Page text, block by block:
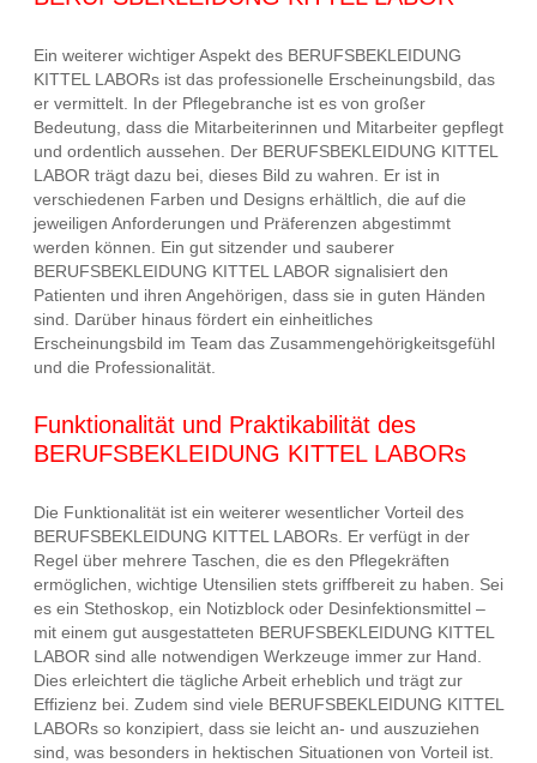
Ein weiterer wichtiger Aspekt des BERUFSBEKLEIDUNG
KITTEL LABORs ist das professionelle Erscheinungsbild, das
er vermittelt. In der Pflegebranche ist es von großer
Bedeutung, dass die Mitarbeiterinnen und Mitarbeiter gepflegt
und ordentlich aussehen. Der BERUFSBEKLEIDUNG KITTEL
LABOR trägt dazu bei, dieses Bild zu wahren. Er ist in
verschiedenen Farben und Designs erhältlich, die auf die
jeweiligen Anforderungen und Präferenzen abgestimmt
werden können. Ein gut sitzender und sauberer
BERUFSBEKLEIDUNG KITTEL LABOR signalisiert den
Patienten und ihren Angehörigen, dass sie in guten Händen
sind. Darüber hinaus fördert ein einheitliches
Erscheinungsbild im Team das Zusammengehörigkeitsgefühl
und die Professionalität.
Funktionalität und Praktikabilität des
BERUFSBEKLEIDUNG KITTEL LABORs
Die Funktionalität ist ein weiterer wesentlicher Vorteil des
BERUFSBEKLEIDUNG KITTEL LABORs. Er verfügt in der
Regel über mehrere Taschen, die es den Pflegekräften
ermöglichen, wichtige Utensilien stets griffbereit zu haben. Sei
es ein Stethoskop, ein Notizblock oder Desinfektionsmittel –
mit einem gut ausgestatteten BERUFSBEKLEIDUNG KITTEL
LABOR sind alle notwendigen Werkzeuge immer zur Hand.
Dies erleichtert die tägliche Arbeit erheblich und trägt zur
Effizienz bei. Zudem sind viele BERUFSBEKLEIDUNG KITTEL
LABORs so konzipiert, dass sie leicht an- und auszuziehen
sind, was besonders in hektischen Situationen von Vorteil ist.